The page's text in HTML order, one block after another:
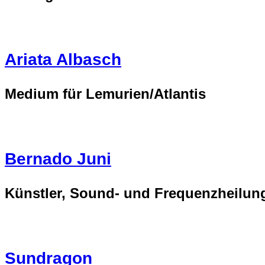
Ariata Albasch
Medium für Lemurien/Atlantis
Bernado Juni
Künstler, Sound- und
Sundragon